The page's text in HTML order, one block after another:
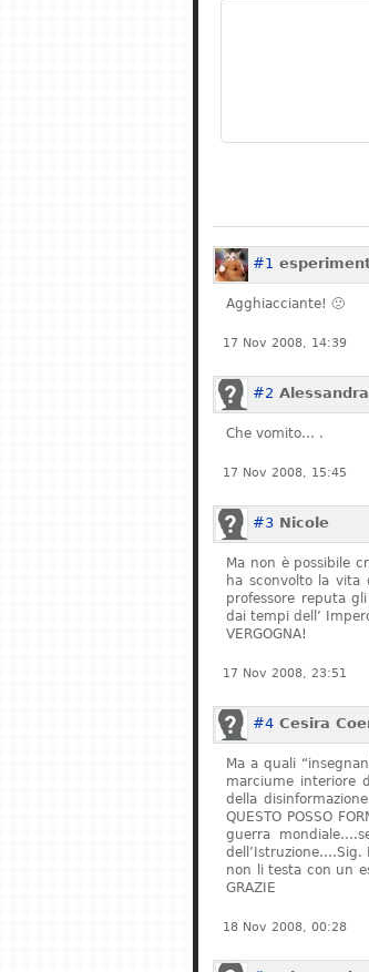
#1
Agghiacciante! 🙁
17 Nov 2008, 14:39
#2 Alessandra
Che vomito… .
17 Nov 2008, 15:45
#3 Nicole
Ma non è possibile
ha sconvolto la vita
professore reputa
dai tempi dell’
VERGOGNA!
17 Nov 2008, 23:51
#4 Cesira
Ma a quali
marciume interiore
della
QUESTO POSSO
guerra
dell’Istruzione….Sig.
non li testa con un
GRAZIE
18 Nov 2008, 00:28